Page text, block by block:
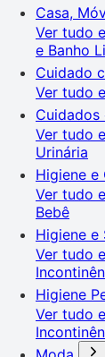
Casa,
Ver tudo
e Banho
Cuidado
Ver tudo
Cuidados
Ver tudo
Urinária
Higiene e
Ver tudo
Bebê
Higiene e
Ver tudo
Higiene
Ver tudo